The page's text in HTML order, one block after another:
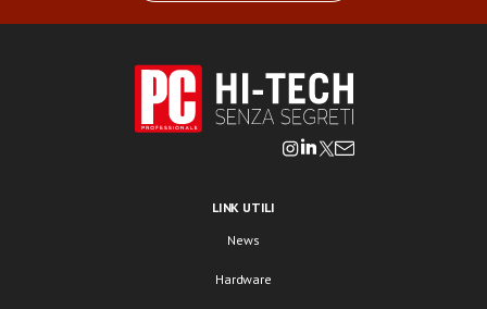
LINK UTILI
News
Hardware